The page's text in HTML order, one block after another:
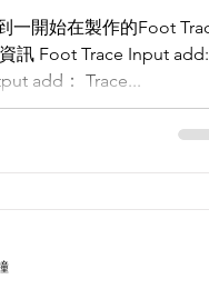
訊 Foot Trace Input add:
Output add： Trace...